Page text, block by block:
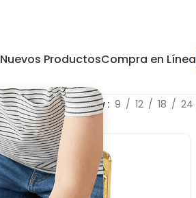
Nuevos ProductosCompra en Línea
Show 9 12 18 24